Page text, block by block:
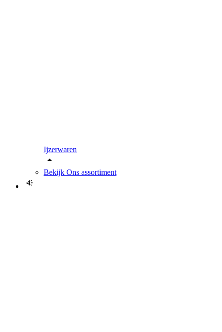
Ijzerwaren
Bekijk Ons assortiment